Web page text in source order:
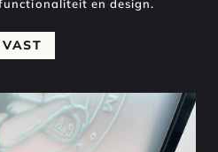
en design.